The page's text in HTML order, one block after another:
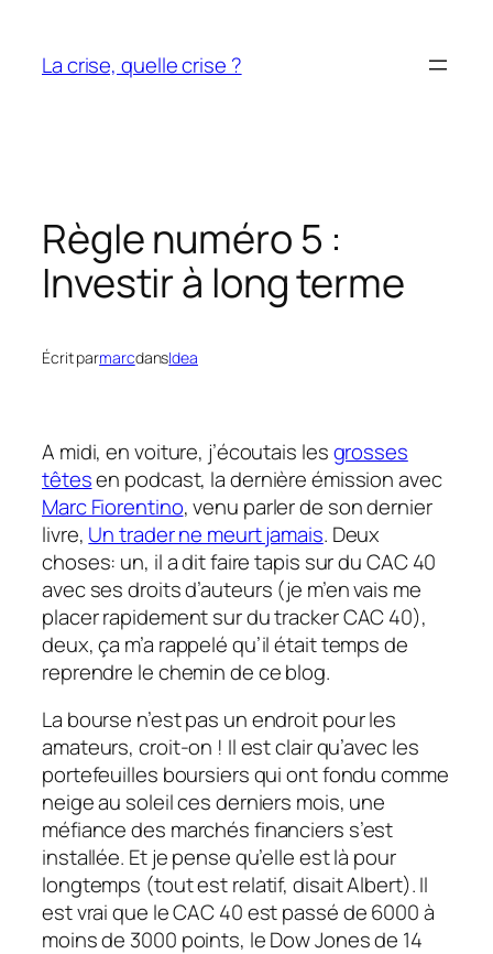
contenu
La crise, quelle crise ?
Règle numéro 5 :
Investir à long terme
Écrit parmarcdansIdea
A midi, en voiture, j’écoutais lesgrosses
têtesen podcast, la dernière émission avec
Marc Fiorentino, venu parler de son dernier
livre, Un trader ne meurt jamais. Deux
choses: un, il a dit faire tapis sur du CAC 40
avec ses droits d’auteurs (je m’en vais me
placer rapidement sur du tracker CAC 40),
deux, ça m’a rappelé qu’il était temps de
reprendre le chemin de ce blog.
La bourse n’est pas un endroit pour les
amateurs, croit-on ! Il est clair qu’avec les
portefeuilles boursiers qui ont fondu comme
neige au soleil ces derniers mois, une
méfiance des marchés financiers s’est
installée. Et je pense qu’elle est là pour
longtemps (tout est relatif, disait Albert). Il
est vrai que le CAC 40 est passé de 6000 à
moins de 3000 points, le Dow Jones de 14